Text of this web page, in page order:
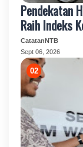
Pendekatan
Raih Indeks
CatatanNTB
Sept 06, 2026